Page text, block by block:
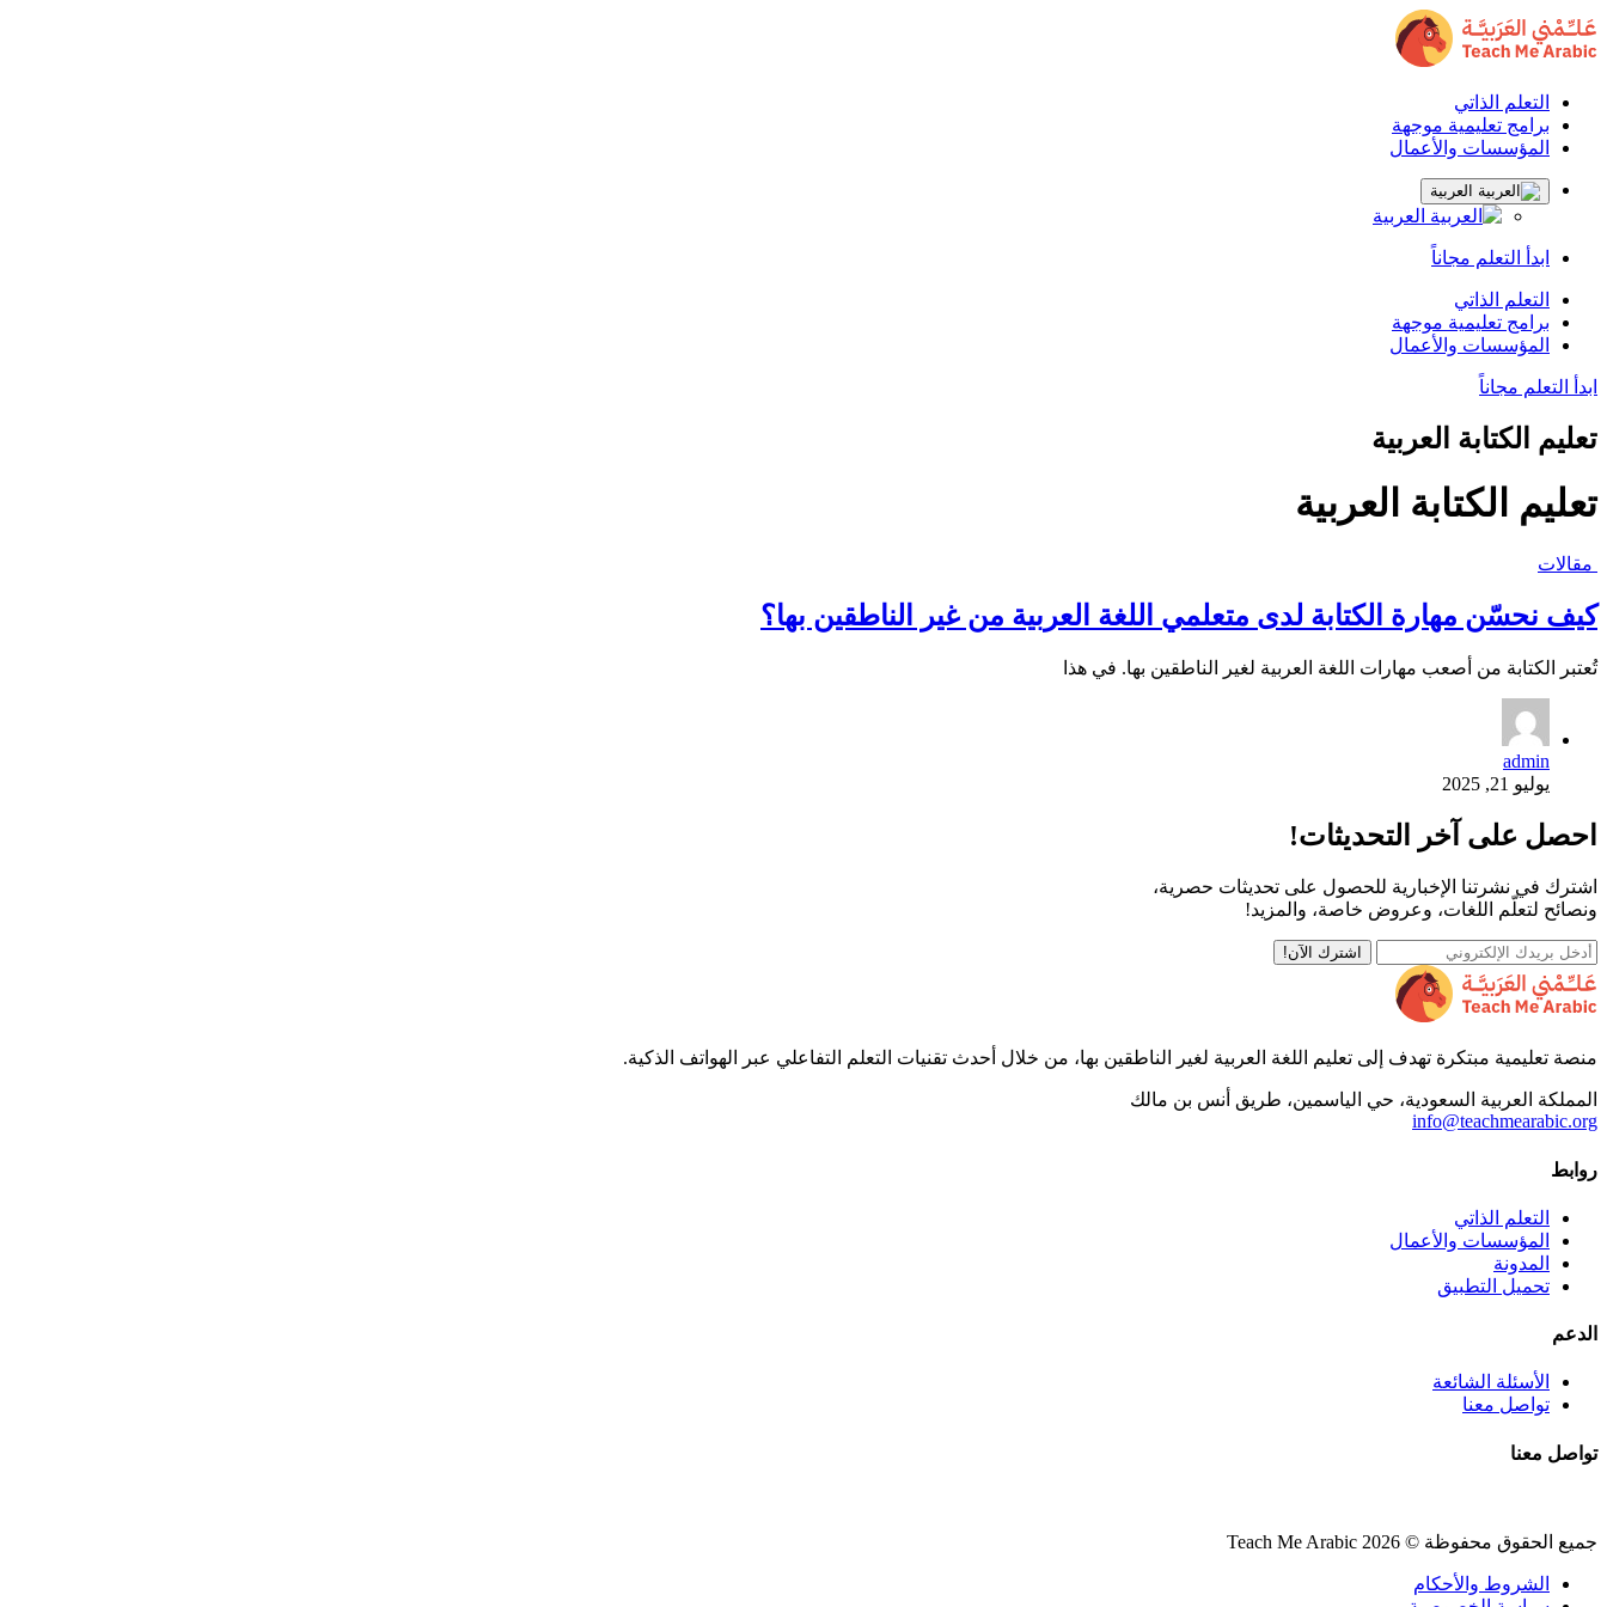
التعلم الذاتي
برامج تعليمية موجهة
المؤسسات والأعمال
العربية
العربية
ابدأ التعلم مجاناً
التعلم الذاتي
برامج تعليمية موجهة
المؤسسات والأعمال
ابدأ التعلم مجاناً
تعليم الكتابة العربية
تعليم الكتابة العربية
مقالات
كيف نحسّن مهارة الكتابة لدى متعلمي اللغة العربية من غير الناطقين بها؟
تُعتبر الكتابة من أصعب مهارات اللغة العربية لغير الناطقين بها. في هذا
admin
يوليو 21, 2025
احصل على آخر التحديثات!
اشترك في نشرتنا الإخبارية للحصول على تحديثات حصرية،
ونصائح لتعلّم اللغات، وعروض خاصة، والمزيد!
اشترك الآن!
منصة تعليمية مبتكرة تهدف إلى تعليم اللغة العربية لغير الناطقين بها، من خلال أحدث تقنيات التعلم التفاعلي عبر الهواتف الذكية.
المملكة العربية السعودية، حي الياسمين، طريق أنس بن مالك
info@teachmearabic.org
روابط
التعلم الذاتي
المؤسسات والأعمال
المدونة
تحميل التطبيق
الدعم
الأسئلة الشائعة
تواصل معنا
تواصل معنا
جميع الحقوق محفوظة © 2026 Teach Me Arabic
الشروط والأحكام